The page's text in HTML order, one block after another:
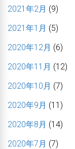
2021年2月 (9)
2021年1月 (5)
2020年12月 (6)
2020年11月 (12)
2020年10月 (7)
2020年9月 (11)
2020年8月 (14)
2020年7月 (7)